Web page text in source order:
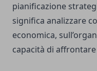
pianificazione
significa analizzare
economica,
capacità di